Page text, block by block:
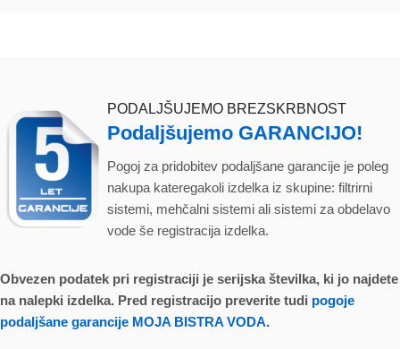
PODALJŠUJEMO BREZSKRBNOST
Podaljšujemo GARANCIJO!
Pogoj za pridobitev podaljšane garancije je poleg
nakupa kateregakoli izdelka iz skupine: filtrirni
sistemi, mehčalni sistemi ali sistemi za obdelavo
vode še registracija izdelka.
Obvezen podatek pri registraciji je serijska številka, ki jo najdete
na nalepki izdelka. Pred registracijo preverite tudi pogoje
podaljšane garancije MOJA BISTRA VODA.